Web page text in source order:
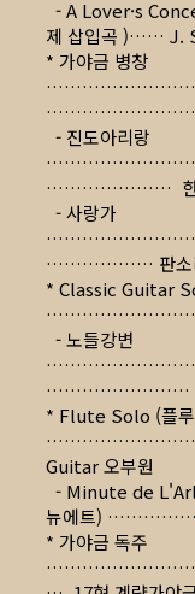
- A Lover·s
제 삽입곡 )…… J.
* 가야금 병창
………………………
- 진도아리랑
………………… 한
- 사랑가
……………… 판소
* Classic Guitar
- 노들강변
…………………… 한
* Flute Solo (플루
Guitar 오부원
- Minute de
뉴에트)
* 가야금 독주